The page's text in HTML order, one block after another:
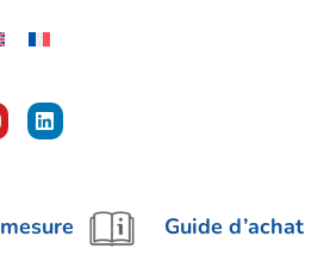
Guide d’achat